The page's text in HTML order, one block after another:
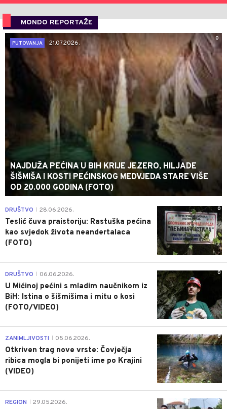
MONDO REPORTAŽE
0
PUTOVANJA
21.07.2026.
NAJDUŽA PEĆINA U BIH KRIJE JEZERO, HILJADE
ŠIŠMIŠA I KOSTI PEĆINSKOG MEDVJEDA STARE VIŠE
OD 20.000 GODINA (FOTO)
0
DRUŠTVO 28.06.2026.
Teslić čuva praistoriju: Rastuška pećina
kao svjedok života neandertalaca
(FOTO)
0
DRUŠTVO 06.06.2026.
U Mićinoj pećini s mladim naučnikom iz
BiH: Istina o šišmišima i mitu o kosi
(FOTO/VIDEO)
0
ZANIMLJIVOSTI 05.06.2026.
Otkriven trag nove vrste: Čovječja
ribica mogla bi ponijeti ime po Krajini
(VIDEO)
0
REGION 29.05.2026.